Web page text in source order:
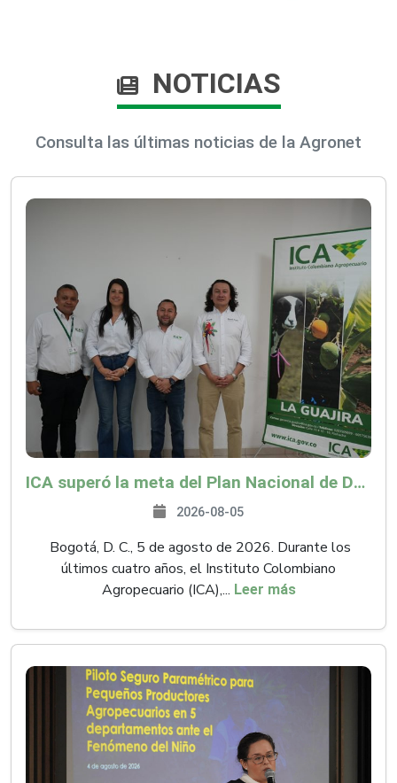
NOTICIAS
Consulta las últimas noticias de la Agronet
ICA superó la meta del Plan Nacional de Desarrollo y abrió 61 mercados internacionales
2026-08-05
Bogotá, D. C., 5 de agosto de 2026. Durante los
últimos cuatro años, el Instituto Colombiano
Agropecuario (ICA),... Leer más